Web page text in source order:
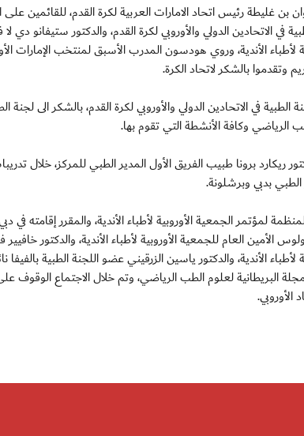
رئيس اتحاد الامارات العربية لكرة القدم، للقائمين على
الاتحادين الدولي والأوروبي لكرة القدم، والدكتور ستيفانو دي
لأطباء الأندية، وروي هودسون المدرب الأسبق لمنتخب الإمارات
وتقدموا بالشكر لاتحاد الكرة.
في الاتحادين الدولي والأوروبي لكرة القدم، بالشكر الى لجنة
الرياضي وكافة الأنشطة التي تقوم بها.
ريكارد برونا طبيب الفريق الأول المدير الطبي للمركز، خلال
بدبي وبرشلونة.
لمؤتمر الجمعية الأوروبية لأطباء الأندية، والمقرر إقامته في
العام للجمعية الأوروبية لأطباء الأندية، والدكتور خافيير
الأندية، والدكتور ياسين الزرقيني عضو اللجنة الطبية
البريطانية لعلوم الطب الرياضي، وتم خلال الاجتماع الوقوف